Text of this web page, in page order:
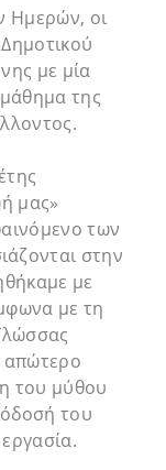
Ημερών, οι
με μία
της
μας»
των
στην
με
με τη
απώτερο
του μύθου
του